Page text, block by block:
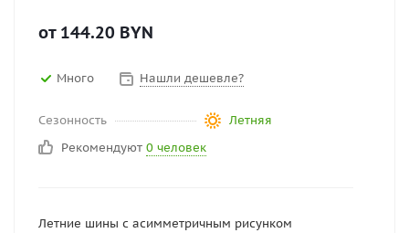
от 144.20 BYN
Много Нашли дешевле?
Сезонность
Летняя
Рекомендуют 0 человек
Летние шины с асимметричным рисунком